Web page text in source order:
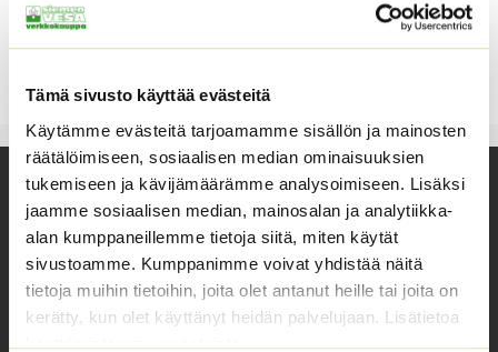
Tämä sivusto käyttää evästeitä
Käytämme evästeitä tarjoamamme sisällön ja mainosten
räätälöimiseen, sosiaalisen median ominaisuuksien
tukemiseen ja kävijämäärämme analysoimiseen. Lisäksi
jaamme sosiaalisen median, mainosalan ja analytiikka-
alan kumppaneillemme tietoja siitä, miten käytät
sivustoamme. Kumppanimme voivat yhdistää näitä
tietoja muihin tietoihin, joita olet antanut heille tai joita on
kerätty, kun olet käyttänyt heidän palvelujaan. Lisätietoa
käyttämistämme evästeistä
salaatti, pilleröity siemen.
-
179,00 €
Yhteystiedot
Asiakaspalvelu avoinna arkisin klo 10-17
02 631 9700
info@siemenvesa.fi